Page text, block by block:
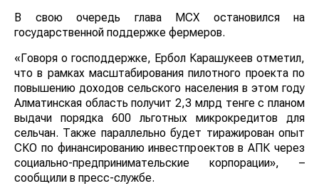
В свою очередь глава МСХ остановился на
государственной поддержке фермеров.
«Говоря о господдержке, Ербол Карашукеев отметил,
что в рамках масштабирования пилотного проекта по
повышению доходов сельского населения в этом году
Алматинская область получит 2,3 млрд тенге с планом
выдачи порядка 600 льготных микрокредитов для
сельчан. Также параллельно будет тиражирован опыт
СКО по финансированию инвестпроектов в АПК через
социально-предпринимательские корпорации», –
сообщили в пресс-службе.